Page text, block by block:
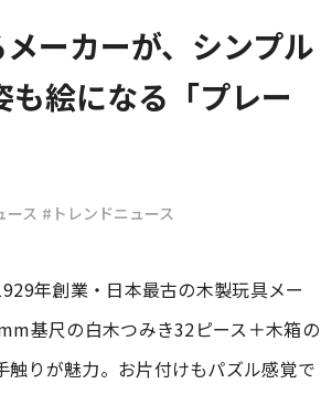
ーカーが、シンプル
絵になる「プレー
ース #トレンドニュース
年創業・日本最古の木製玩具メー
基尺の白木つみき32ピース＋木箱の
りが魅力。お片付けもパズル感覚で